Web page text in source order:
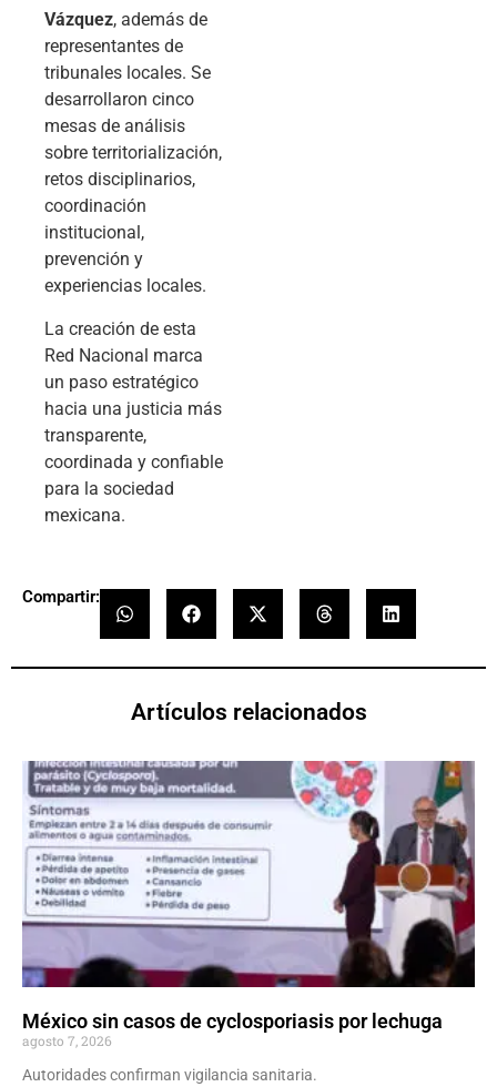
Vázquez, además de
representantes de
tribunales locales. Se
desarrollaron cinco
mesas de análisis
sobre territorialización,
retos disciplinarios,
coordinación
institucional,
prevención y
experiencias locales.
La creación de esta
Red Nacional marca
un paso estratégico
hacia una justicia más
transparente,
coordinada y confiable
para la sociedad
mexicana.
Compartir:
Artículos relacionados
México sin casos de cyclosporiasis por lechuga
agosto 7, 2026
Autoridades confirman vigilancia sanitaria.